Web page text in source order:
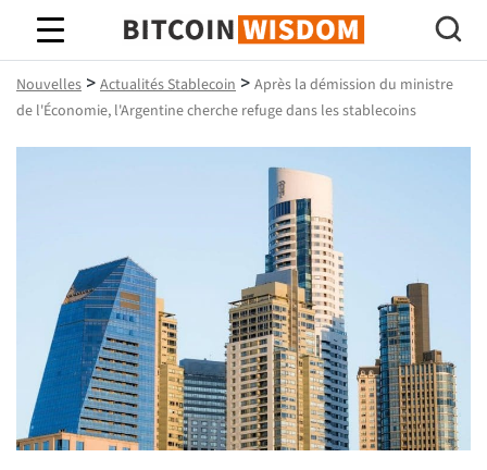
Bitcoin Sagesse
Nouvelles > Actualités Stablecoin > Après la démission du ministre
de l'Économie, l'Argentine cherche refuge dans les stablecoins